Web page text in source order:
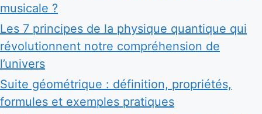
musicale ?
Les 7 principes de la physique quantique qui
révolutionnent notre compréhension de
l’univers
Suite géométrique : définition, propriétés,
formules et exemples pratiques